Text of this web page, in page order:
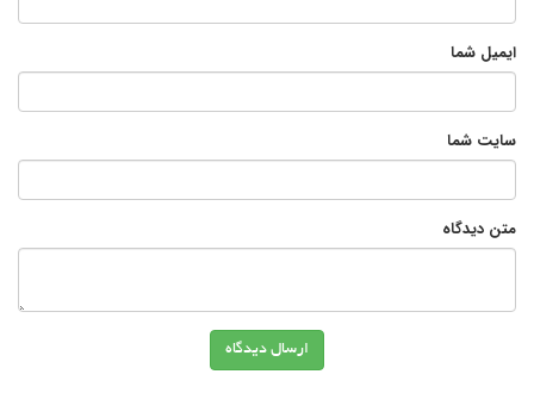
ایمیل شما
سایت شما
متن دیدگاه
ارسال دیدگاه